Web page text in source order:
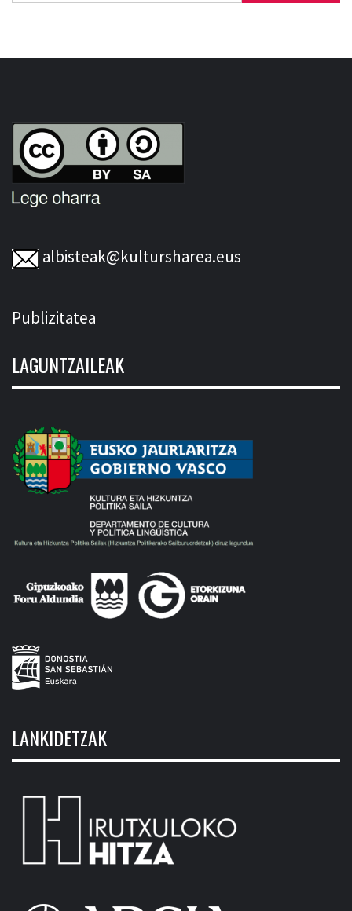
albisteak@kultursharea.eus
Publizitatea
LAGUNTZAILEAK
LANKIDETZAK